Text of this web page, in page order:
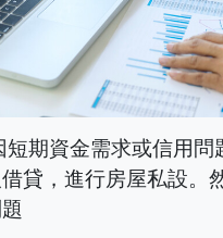
短期資金需求或信用問
貸，進行房屋私設。